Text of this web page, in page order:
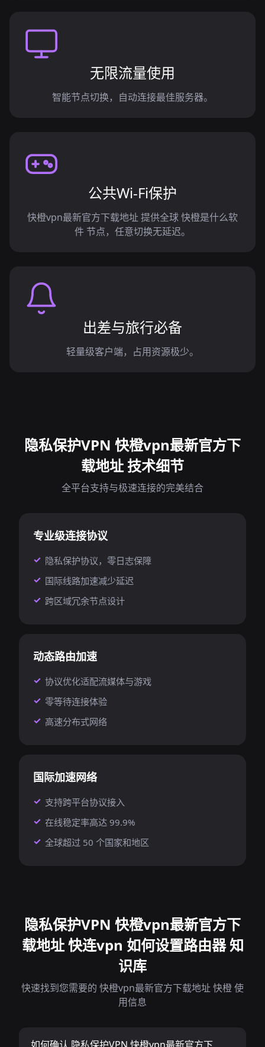
无限流量使用
智能节点切换，自动连接最佳服务器。
公共Wi-Fi保护
快橙vpn最新官方下载地址 提供全球 快橙是什么软
件 节点，任意切换无延迟。
出差与旅行必备
轻量级客户端，占用资源极少。
隐私保护VPN 快橙vpn最新官方下
载地址 技术细节
全平台支持与极速连接的完美结合
专业级连接协议
隐私保护协议，零日志保障
国际线路加速减少延迟
跨区域冗余节点设计
动态路由加速
协议优化适配流媒体与游戏
零等待连接体验
高速分布式网络
国际加速网络
支持跨平台协议接入
在线稳定率高达 99.9%
全球超过 50 个国家和地区
隐私保护VPN 快橙vpn最新官方下
载地址 快连vpn 如何设置路由器 知
识库
快速找到您需要的 快橙vpn最新官方下载地址 快橙 使
用信息